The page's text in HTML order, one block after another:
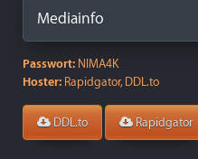
Mediainfo
Passwort: NIMA4K
Hoster: Rapidgator, DDL.to
DDL.to Rapidgator